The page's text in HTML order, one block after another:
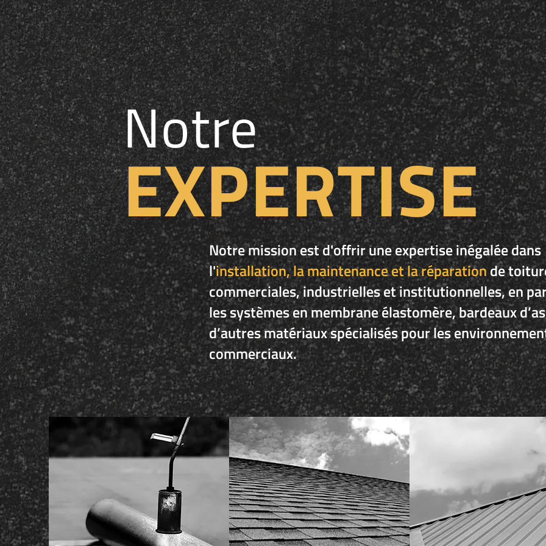
Notre
EXPERTISE
Notre mission est d'offrir une expertise inégalée dans
l'installation, la maintenance et la réparationde
commerciales, industrielles et institutionnelles, en
les systèmes en membrane élastomère, bardeaux
d’autres matériaux spécialisés pour les
commerciaux.